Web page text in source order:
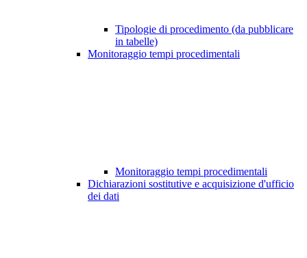
Tipologie di procedimento (da pubblicare
in tabelle)
Monitoraggio tempi procedimentali
Monitoraggio tempi procedimentali
Dichiarazioni sostitutive e acquisizione d'ufficio
dei dati